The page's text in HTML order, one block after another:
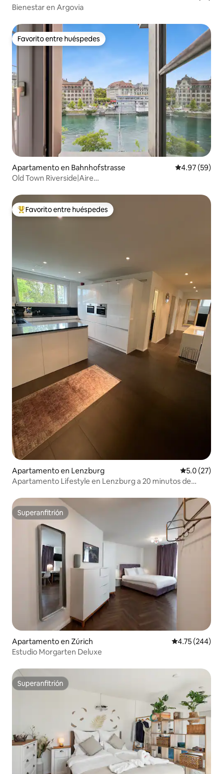
Bienestar en Argovia
Favorito entre huéspedes
Favorito entre huéspedes
Apartamento en Bahnhofstrasse Calificación
4.97 (59)
Old Town Riverside|Aire
agua
Favorito entre huéspedes preferido
Favorito entre huéspedes
Apartamento en Lenzburg Calificación
5.0 (27)
Apartamento Lifestyle en Lenzburg a 20 minutos de
Superanfitrión
Superanfitrión
Apartamento en Zúrich Calificación
4.75 (244)
Estudio Morgarten Deluxe
Superanfitrión
Superanfitrión